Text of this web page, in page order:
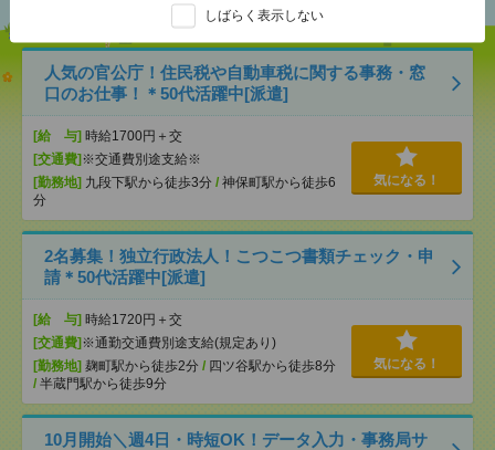
しばらく表示しない
人気の官公庁！住民税や自動車税に関する事務・窓
口のお仕事！＊50代活躍中[派遣]
[給 与] 時給1700円＋交
[交通費] ※交通費別途支給※
[勤務地] 九段下駅から徒歩3分 / 神保町駅から徒歩6
分
気になる！
2名募集！独立行政法人！こつこつ書類チェック・申
請＊50代活躍中[派遣]
[給 与] 時給1720円＋交
[交通費] ※通勤交通費別途支給(規定あり)
[勤務地] 麹町駅から徒歩2分 / 四ツ谷駅から徒歩8分
/ 半蔵門駅から徒歩9分
気になる！
10月開始＼週4日・時短OK！データ入力・事務局サ